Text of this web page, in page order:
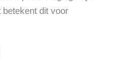
betekent dit voor